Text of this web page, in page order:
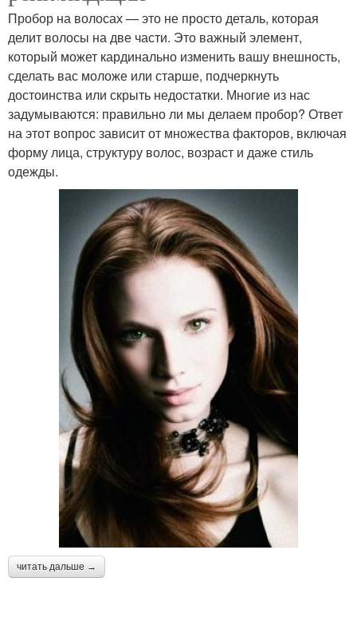
Пробор на волосах — это не просто деталь, которая
делит волосы на две части. Это важный элемент,
который может кардинально изменить вашу внешность,
сделать вас моложе или старше, подчеркнуть
достоинства или скрыть недостатки. Многие из нас
задумываются: правильно ли мы делаем пробор? Ответ
на этот вопрос зависит от множества факторов, включая
форму лица, структуру волос, возраст и даже стиль
одежды.
читать дальше →